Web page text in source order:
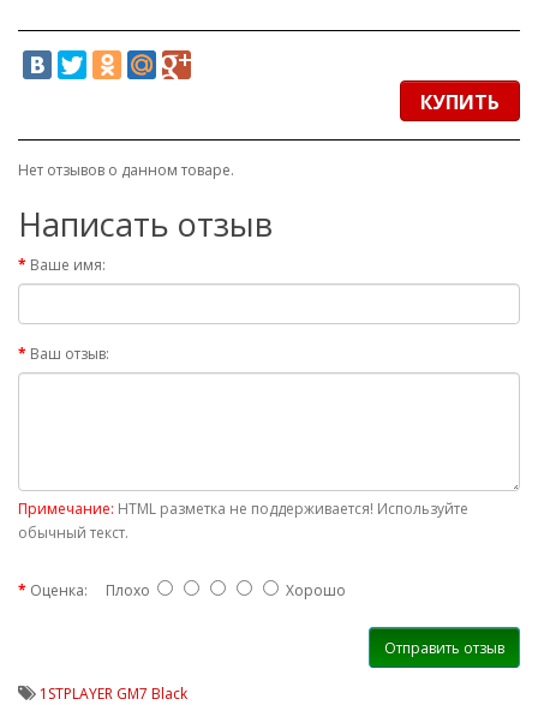
КУПИТЬ
Нет отзывов о данном товаре.
Написать отзыв
Ваше имя:
Ваш отзыв:
Примечание: HTML разметка не поддерживается! Используйте
обычный текст.
Оценка: Плохо Хорошо
Отправить отзыв
1STPLAYER GM7 Black